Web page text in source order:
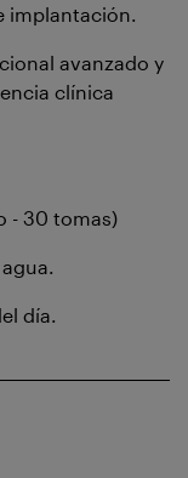
implantación.
avanzado y
clínica
- 30 tomas)
día.